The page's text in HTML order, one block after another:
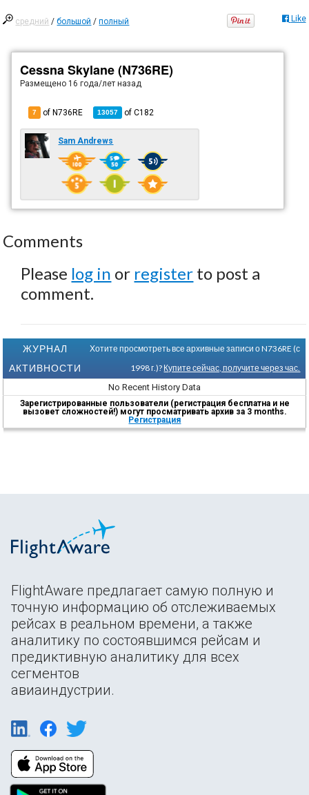
средний /большой /полный Like
Cessna Skylane (N736RE)
Размещено 16 года/лет назад
7 of N736RE 13057 ofC182
Sam Andrews
Comments
Please log in or register to post a
comment.
ЖУРНАЛ
АКТИВНОСТИ
Хотите просмотреть все архивные записи о N736RE (с
1998 г.)? Купите сейчас, получите через час.
No Recent History Data
Зарегистрированные пользователи (регистрация бесплатна и не
вызовет сложностей!) могут просматривать архив за 3 months.
Регистрация
FlightAware предлагает самую полную и
точную информацию об отслеживаемых
рейсах в реальном времени, а также
аналитику по состоявшимся рейсам и
предиктивную аналитику для всех
сегментов
авиаиндустрии.